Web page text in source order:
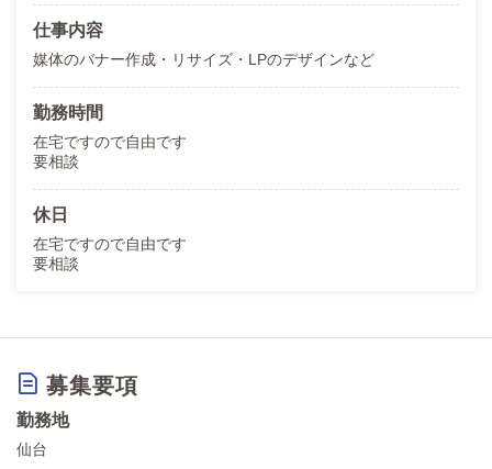
仕事内容
媒体のバナー作成・リサイズ・LPのデザインなど
勤務時間
在宅ですので自由です
要相談
休日
在宅ですので自由です
要相談
募集要項
勤務地
仙台